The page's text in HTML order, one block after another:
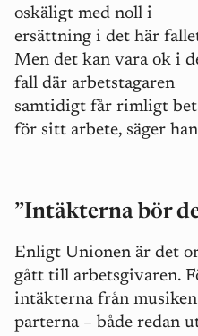
oskäligt med noll i
ersättning i det här
Men det kan vara ok i
fall där arbetstagaren
samtidigt får rimligt
för sitt arbete, säger
”Intäkterna bör
Enligt Unionen är det
gått till arbetsgivaren.
intäkterna från
parterna – både redan